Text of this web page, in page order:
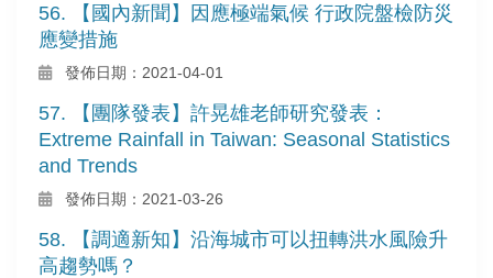
56. 【國內新聞】因應極端氣候 行政院盤檢防災
應變措施
發佈日期：2021-04-01
57. 【團隊發表】許晃雄老師研究發表：
Extreme Rainfall in Taiwan: Seasonal Statistics
and Trends
發佈日期：2021-03-26
58. 【調適新知】沿海城市可以扭轉洪水風險升
高趨勢嗎？